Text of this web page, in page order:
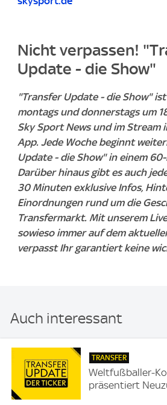
Nicht verpassen!
Update - die Show"
"Transfer Update - die Show"
montags und donnerstags um
Sky Sport News und im Stream
App. Jede Woche beginnt
Update - die Show" in einem
Darüber hinaus gibt es auch
30 Minuten exklusive Infos,
Einordnungen rund um die
Transfermarkt. Mit unserem
sowieso immer auf dem
verpasst Ihr garantiert keine
Auch interessant
TRANSFER
Weltfußballer-
präsentiert